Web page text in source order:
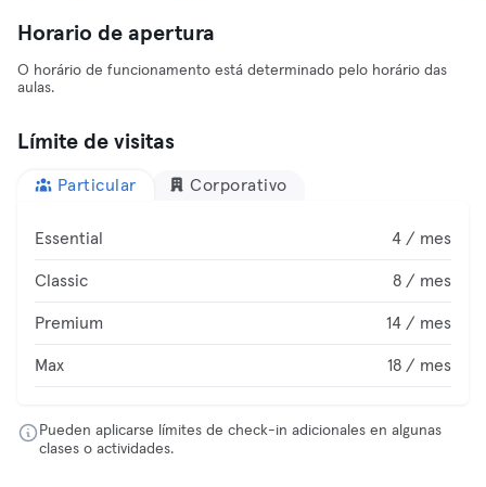
Horario de apertura
O horário de funcionamento está determinado pelo horário das
aulas.
Límite de visitas
Particular Corporativo
Essential 4 / mes
Classic 8 / mes
Premium 14 / mes
Max 18 / mes
Pueden aplicarse límites de check-in adicionales en algunas
clases o actividades.